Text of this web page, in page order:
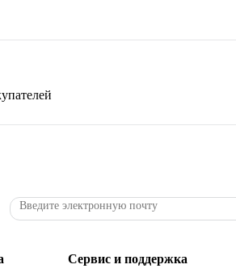
Сервис и поддержка